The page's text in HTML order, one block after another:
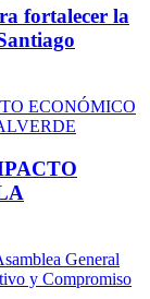
fortalecer la